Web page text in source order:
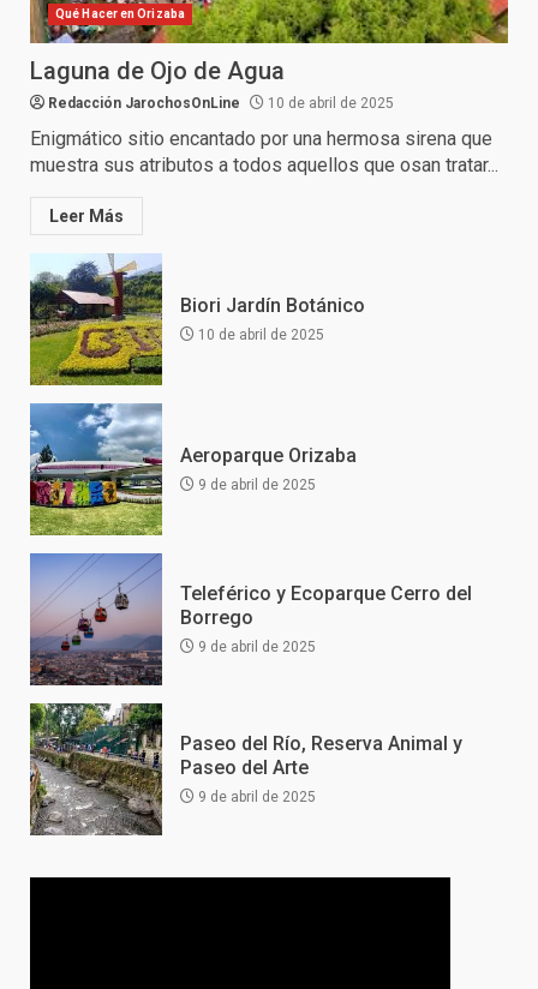
Qué Hacer en Orizaba
Laguna de Ojo de Agua
Redacción JarochosOnLine 10 de abril de 2025
Enigmático sitio encantado por una hermosa sirena que
muestra sus atributos a todos aquellos que osan tratar...
Leer Más
Biori Jardín Botánico
10 de abril de 2025
Aeroparque Orizaba
9 de abril de 2025
Teleférico y Ecoparque Cerro del
Borrego
9 de abril de 2025
Paseo del Río, Reserva Animal y
Paseo del Arte
9 de abril de 2025